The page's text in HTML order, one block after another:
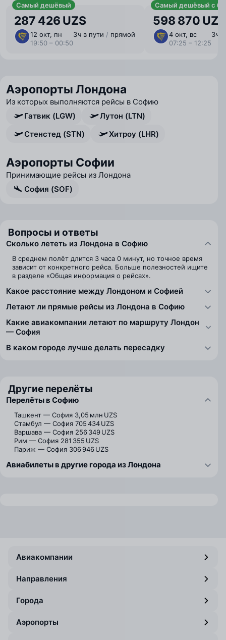
Самый дешёвый
287 426 UZS
12 окт, пн
19:50 – 00:50
3 ⁠ч в пути / прямой
Самый дешёвый с
598 870 UZS
4 окт, вс
07:25 – 12:25
3 ⁠ч
Аэропорты Лондона
Из которых выполняются рейсы в Софию
Гатвик (LGW)
Лутон (LTN)
Стенстед (STN)
Хитроу (LHR)
Аэропорты Софии
Принимающие рейсы из Лондона
София (SOF)
Вопросы и ответы
Сколько лететь из Лондона в Софию
В среднем полёт длится 3 часа 0 минут, но точное время
зависит от конкретного рейса. Больше полезностей ищите
в разделе «Общая информация о рейсах».
Какое расстояние между Лондоном и Софией
Летают ли прямые рейсы из Лондона в Софию
Какие авиакомпании летают по маршруту Лондон
— София
В каком городе лучше делать пересадку
Другие перелёты
Перелёты в Софию
Ташкент — София 3,05 млн UZS
Стамбул — София 705 434 UZS
Варшава — София 256 349 UZS
Рим — София 281 355 UZS
Париж — София 306 946 UZS
Авиабилеты в другие города из Лондона
Авиакомпании
Направления
Города
Аэропорты